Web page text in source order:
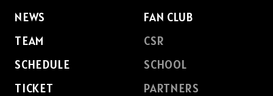
CONTACT
お問い合わせ
NEWS
TEAM
SCHEDULE
TICKET
FAN CLUB
CSR
SCHOOL
PARTNERS